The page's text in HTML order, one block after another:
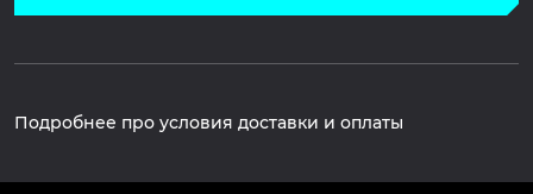
Подробнее про условия доставки и оплаты